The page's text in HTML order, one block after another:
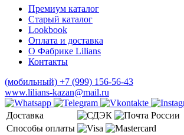
Премиум каталог
Старый каталог
Lookbook
Оплата и доставка
О Фабрике Lilians
Контакты
(мобильный) +7 (999) 156-56-43
www.lilians-kazan@mail.ru
Доставка
Способы оплаты